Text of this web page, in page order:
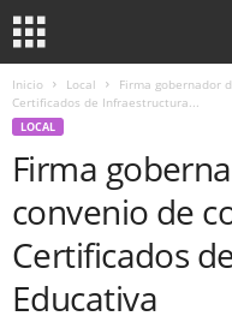
Inicio Local
Firma gobernador
Certificados de Infraestructura...
LOCAL
Firma
convenio de
Certificados
Educativa